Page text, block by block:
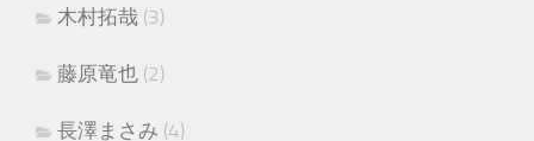
木村拓哉 (3)
藤原竜也 (2)
長澤まさみ (4)